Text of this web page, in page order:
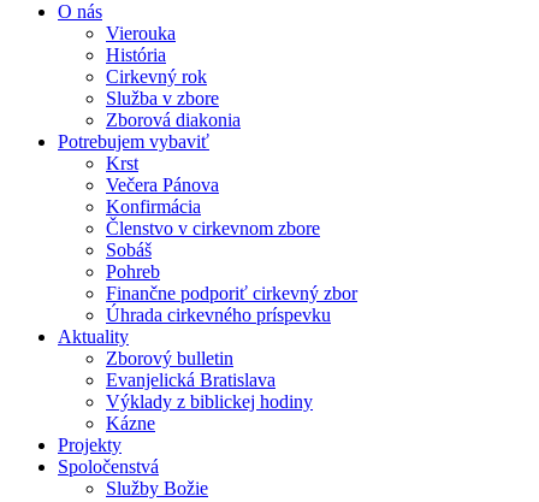
O nás
Vierouka
História
Cirkevný rok
Služba v zbore
Zborová diakonia
Potrebujem vybaviť
Krst
Večera Pánova
Konfirmácia
Členstvo v cirkevnom zbore
Sobáš
Pohreb
Finančne podporiť cirkevný zbor
Úhrada cirkevného príspevku
Aktuality
Zborový bulletin
Evanjelická Bratislava
Výklady z biblickej hodiny
Kázne
Projekty
Spoločenstvá
Služby Božie